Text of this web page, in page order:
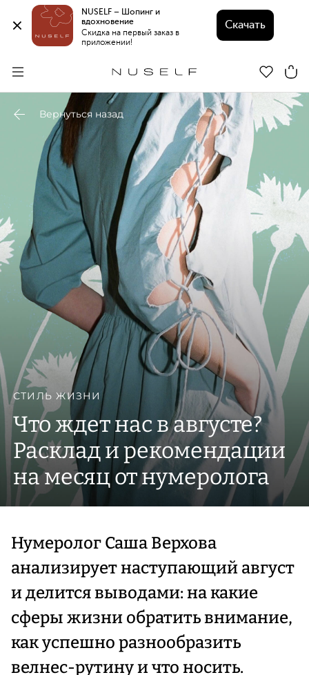
NUSELF – Шопинг и
вдохновение
Скидка на первый заказ в
приложении!
Скачать
Вернуться назад
СТИЛЬ ЖИЗНИ
Что ждет нас в августе?
Расклад и рекомендации
на месяц от нумеролога
Нумеролог Саша Верхова
анализирует наступающий август
и делится выводами: на какие
сферы жизни обратить внимание,
как успешно разнообразить
велнес-рутину и что носить.